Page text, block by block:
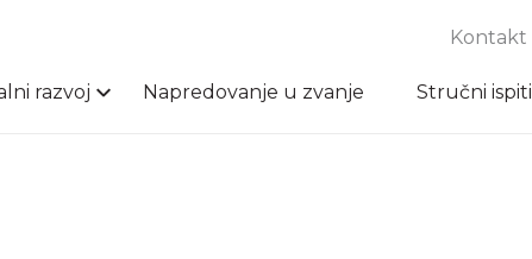
Kontakt
razvoj Napredovanje u zvanje Stručni ispiti